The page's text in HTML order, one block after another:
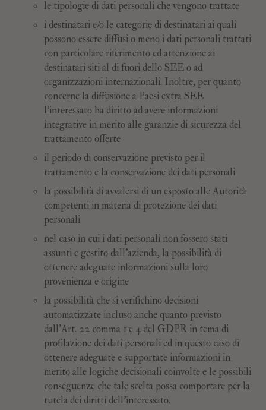
le tipologie di dati personali che vengono trattate
i destinatari e/o le categorie di destinatari ai quali
possono essere diffusi o meno i dati personali trattati
con particolare riferimento ed attenzione ai
destinatari siti al di fuori dello SEE o ad
organizzazioni internazionali. Inoltre, per quanto
concerne la diffusione a Paesi extra SEE
l’interessato ha diritto ad avere informazioni
integrative in merito alle garanzie di sicurezza del
trattamento offerte
il periodo di conservazione previsto per il
trattamento e la conservazione dei dati personali
la possibilità di avvalersi di un esposto alle Autorità
competenti in materia di protezione dei dati
personali
nel caso in cui i dati personali non fossero stati
assunti e gestito dall’azienda, la possibilità di
ottenere adeguate informazioni sulla loro
provenienza e origine
la possibilità che si verifichino decisioni
automatizzate incluso anche quanto previsto
dall’Art. 22 comma 1 e 4 del GDPR in tema di
profilazione dei dati personali ed in questo caso di
ottenere adeguate e supportate informazioni in
merito alle logiche decisionali coinvolte e le possibili
conseguenze che tale scelta possa comportare per la
tutela dei diritti dell’interessato.